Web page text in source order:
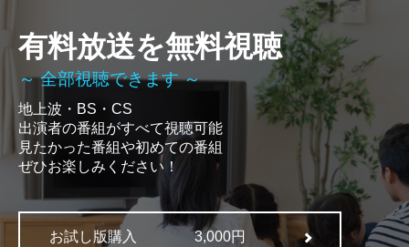
有料放送を無料視聴
～ 全部視聴できます ～
地上波・BS・CS
出演者の番組がすべて視聴可能
見たかった番組や初めての番組
ぜひお楽しみください！
お試し版購入 3,000円